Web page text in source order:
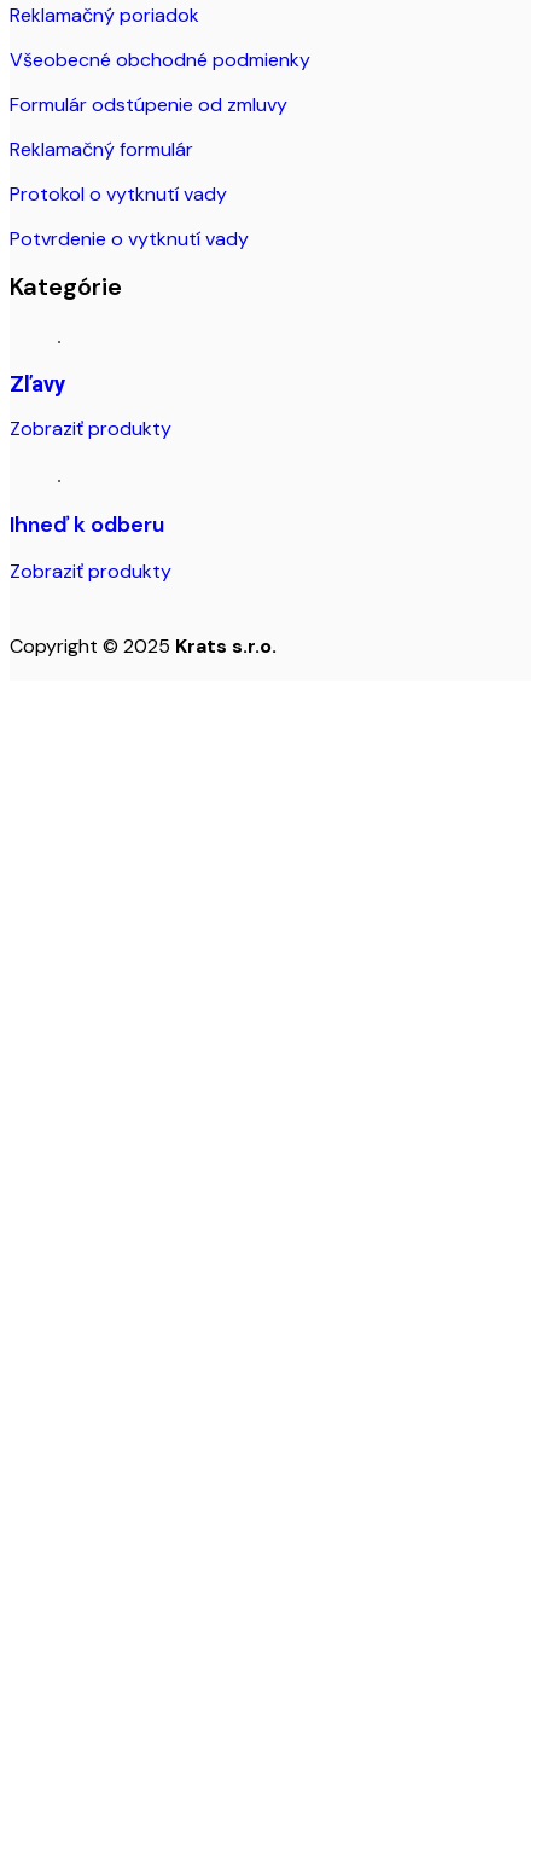
Reklamačný poriadok
Všeobecné obchodné podmienky
Formulár odstúpenie od zmluvy
Reklamačný formulár
Protokol o vytknutí vady
Potvrdenie o vytknutí vady
Kategórie
Zľavy
Zobraziť produkty
Ihneď k odberu
Zobraziť produkty
Copyright © 2025 Krats s.r.o.